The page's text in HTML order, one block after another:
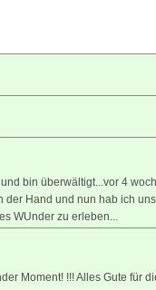
bin überwältigt...vor 4
der Hand und nun hab ich
WUnder zu erleben...
Moment! !!! Alles Gute für